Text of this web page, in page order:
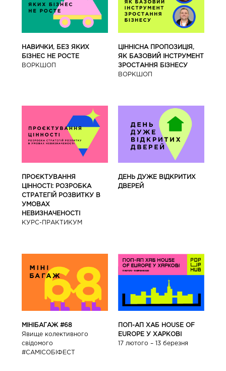
НАВИЧКИ, БЕЗ ЯКИХ
БІЗНЕС НЕ РОСТЕ
ВОРКШОП
ЦІННІСНА ПРОПОЗИЦІЯ,
ЯК БАЗОВИЙ ІНСТРУМЕНТ
ЗРОСТАННЯ БІЗНЕСУ
ВОРКШОП
ПРОЄКТУВАННЯ
ЦІННОСТІ: РОЗРОБКА
СТРАТЕГІЙ РОЗВИТКУ В
УМОВАХ
НЕВИЗНАЧЕНОСТІ
КУРС-ПРАКТИКУМ
ДЕНЬ ДУЖЕ ВІДКРИТИХ
ДВЕРЕЙ
МІНІБАГАЖ #68
Явище колективного
свідомого
#САМІСОБІФЕСТ
ПОП-АП ХАБ HOUSE OF
EUROPE У ХАРКОВІ
17 лютого – 13 березня